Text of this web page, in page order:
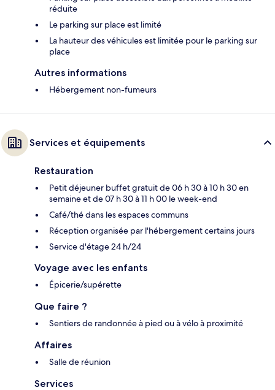
réduite
Le parking sur place est limité
La hauteur des véhicules est limitée pour le parking sur
place
Autres informations
Hébergement non-fumeurs
Services et équipements
Restauration
Petit déjeuner buffet gratuit de 06 h 30 à 10 h 30 en
semaine et de 07 h 30 à 11 h 00 le week-end
Café/thé dans les espaces communs
Réception organisée par l'hébergement certains jours
Service d'étage 24 h/24
Voyage avec les enfants
Épicerie/supérette
Que faire ?
Sentiers de randonnée à pied ou à vélo à proximité
Affaires
Salle de réunion
Services